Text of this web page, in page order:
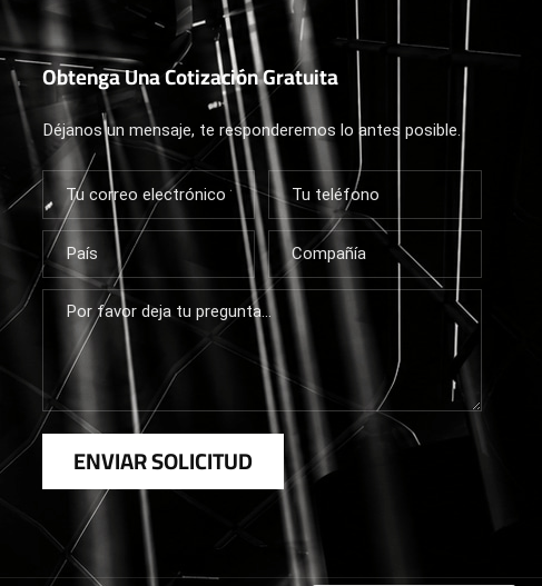
Obtenga Una Cotización Gratuita
Déjanos un mensaje, te responderemos lo antes posible.
ENVIAR SOLICITUD